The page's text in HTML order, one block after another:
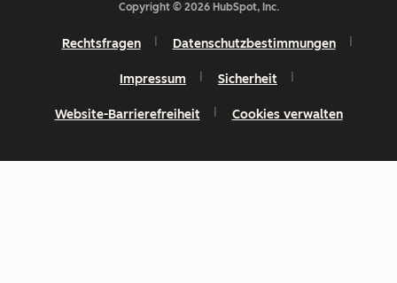
Copyright © 2026 HubSpot, Inc.
Rechtsfragen Datenschutzbestimmungen
Impressum Sicherheit
Website-Barrierefreiheit Cookies verwalten